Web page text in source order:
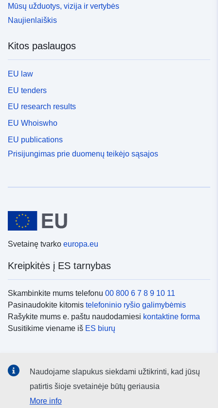
Mūsų užduotys, vizija ir vertybės
Naujienlaiškis
Kitos paslaugos
EU law
EU tenders
EU research results
EU Whoiswho
EU publications
Prisijungimas prie duomenų teikėjo sąsajos
Svetainę tvarko europa.eu
Kreipkitės į ES tarnybas
Skambinkite mums telefonu 00 800 6 7 8 9 10 11
Pasinaudokite kitomis telefoninio ryšio galimybėmis
Rašykite mums e. paštu naudodamiesi kontaktine forma
Susitikime viename iš ES biurų
socialinių tinklų kanalai
Naudojame slapukus siekdami užtikrinti, kad jūsų
patirtis šioje svetainėje būtų geriausia
More info